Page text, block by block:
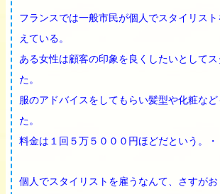
フランスでは一般市民が個人でスタイリス
えている。
ある女性は顧客の印象を良くしたいとして
た。
服のアドバイスをしてもらい髪型や化粧な
た。
料金は１回５万５０００円ほどだという。・
個人でスタイリストを雇うなんて、さすが